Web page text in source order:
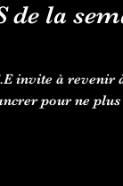
de la
invite à revenir
pour ne plus